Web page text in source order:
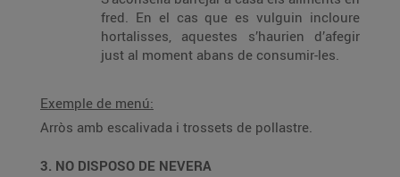
fred. En el cas que es vulguin incloure
hortalisses, aquestes s’haurien d’afegir
just al moment abans de consumir-les.
Exemple de menú:
Arròs amb escalivada i trossets de pollastre.
3. NO DISPOSO DE NEVERA